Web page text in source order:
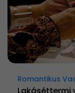
Romantikus
Lakáséttermi